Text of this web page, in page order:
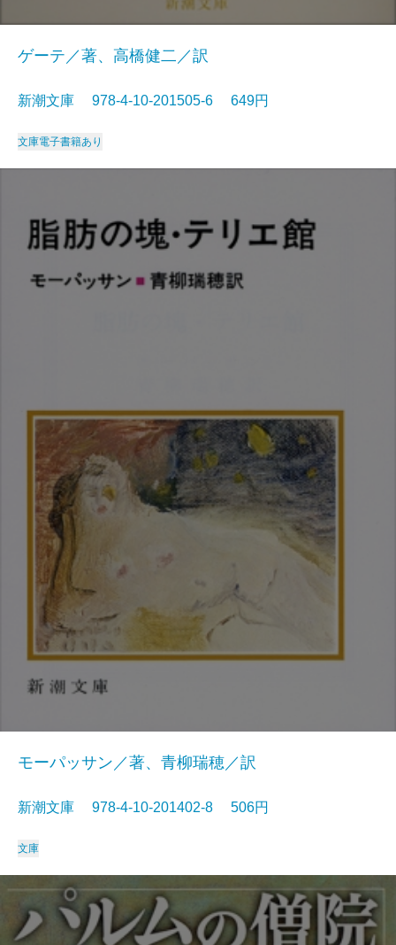
ゲーテ／著、高橋健二／訳
新潮文庫 978-4-10-201505-6 649円
文庫電子書籍あり
モーパッサン／著、青柳瑞穂／訳
新潮文庫 978-4-10-201402-8 506円
文庫